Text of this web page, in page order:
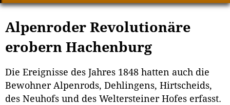
Alpenroder Revolutionäre
erobern Hachenburg
Die Ereignisse des Jahres 1848 hatten auch die
Bewohner Alpenrods, Dehlingens, Hirtscheids,
des Neuhofs und des Weltersteiner Hofes erfasst.